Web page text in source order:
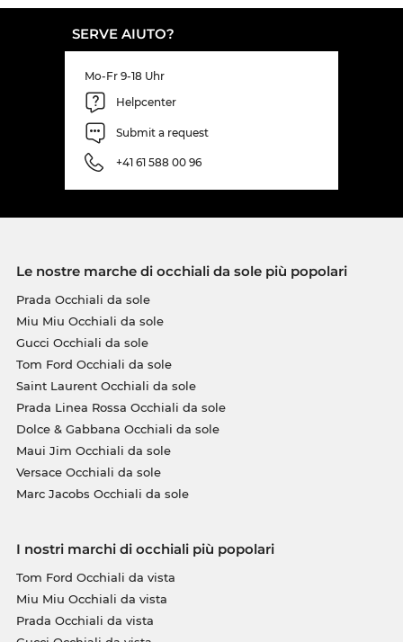
SERVE AIUTO?
Mo-Fr 9-18 Uhr
Helpcenter
Submit a request
+41 61 588 00 96
Le nostre marche di occhiali da sole più popolari
Prada Occhiali da sole
Miu Miu Occhiali da sole
Gucci Occhiali da sole
Tom Ford Occhiali da sole
Saint Laurent Occhiali da sole
Prada Linea Rossa Occhiali da sole
Dolce & Gabbana Occhiali da sole
Maui Jim Occhiali da sole
Versace Occhiali da sole
Marc Jacobs Occhiali da sole
I nostri marchi di occhiali più popolari
Tom Ford Occhiali da vista
Miu Miu Occhiali da vista
Prada Occhiali da vista